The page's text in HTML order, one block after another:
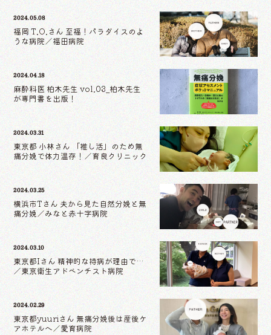
2024.05.08
福岡 T.O.さん 至福！パラダイスのよ
うな病院／福田病院
2024.04.18
麻酔科医 柏木先生 vol.03_柏木先生
が専門書を出版！
2024.03.31
東京都 小林さん 「推し活」のため無
痛分娩で体力温存！／育良クリニック
2024.03.25
横浜市Tさん 夫から見た自然分娩と無
痛分娩／みなと赤十字病院
2024.03.10
東京都Iさん 精神的な持病が理由で…
／東京衛生アドベンチスト病院
2024.02.29
東京都yuuriさん 無痛分娩後は産後ケ
アホテルへ／愛育病院